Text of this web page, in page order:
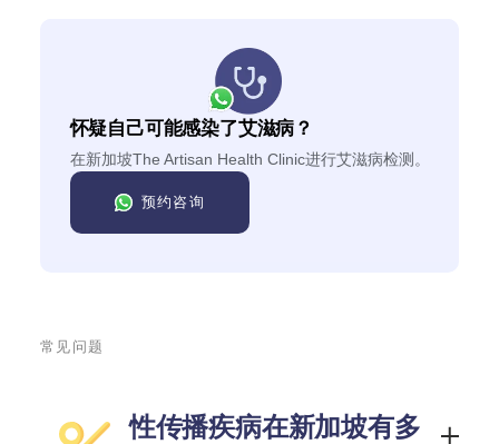
怀疑自己可能感染了艾滋病？
在新加坡The Artisan Health Clinic进行艾滋病检测。
预约咨询
常见问题
性传播疾病在新加坡有多